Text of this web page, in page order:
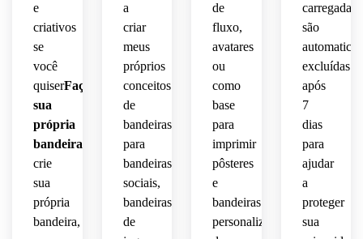
de
logotipo
e
bandeira.
e
criativos
se
você
quiserFaça
sua
própria
bandeira
crie
sua
própria
bandeira,
a
criar
meus
próprios
conceitos
de
bandeiras
para
bandeiras
sociais,
bandeiras
de
de
fluxo,
avatares
ou
como
base
para
imprimir
pôsteres
e
bandeiras
personalizadas
carregadas
são
excluídas
após
7
dias
para
ajudar
a
proteger
sua